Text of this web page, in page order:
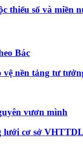
thiểu số và miền
Bác
vệ nền tảng tư
vươn mình
lưới cơ sở